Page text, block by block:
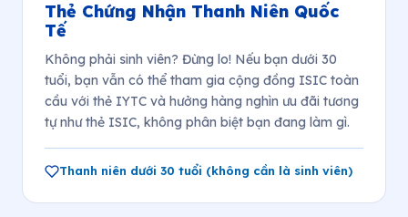
Thẻ Chứng Nhận Thanh Niên Quốc
Tế
Không phải sinh viên? Đừng lo! Nếu bạn dưới 30
tuổi, bạn vẫn có thể tham gia cộng đồng ISIC toàn
cầu với thẻ IYTC và hưởng hàng nghìn ưu đãi tương
tự như thẻ ISIC, không phân biệt bạn đang làm gì.
Thanh niên dưới 30 tuổi (không cần là sinh viên)